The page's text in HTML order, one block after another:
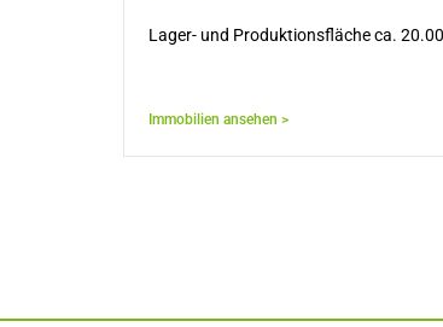
Lager- und Produktionsfläche ca.
Immobilien ansehen >